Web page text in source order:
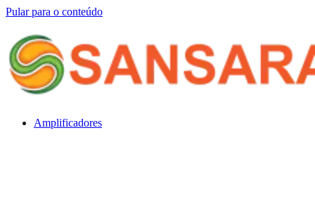
Pular para o conteúdo
Amplificadores